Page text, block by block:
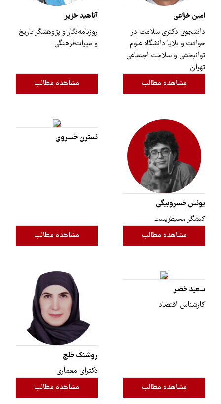
امین خزاعی
دانشجوی دکتری سلامت در
حوادث و بلایا دانشگاه علوم
توانبخشی و سلامت اجتماعی
تهران
مشاهده مطالب
آناهید خزیر
روزنامه‌نگار و پژوهشگر تاریخ
و میراث‌فرهنگی
مشاهده مطالب
یونس خسروبیگی
کنشگر محیطزیست
مشاهده مطالب
نسترن خسروی
مشاهده مطالب
سعید خضر
کارشناس اقتصاد
مشاهده مطالب
روشنک خلج
دکترای معماری
مشاهده مطالب